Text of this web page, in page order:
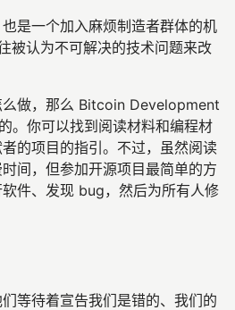
是一个加入麻烦制造者群体的机
认为不可解决的技术问题来改
么做，那么 Bitcoin Development
。你可以找到阅读材料和编程材
的项目的指引。不过，虽然阅读
间，但参加开源项目最简单的方
件、发现 bug，然后为所有人修
等待着宣告我们是错的、我们的